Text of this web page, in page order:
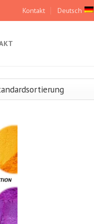
Kontakt Deutsch